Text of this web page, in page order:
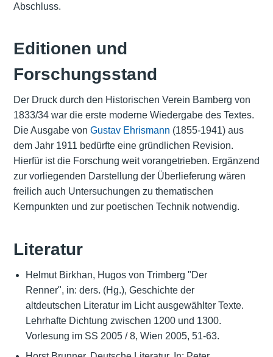
Abschluss.
Editionen und
Forschungsstand
Der Druck durch den Historischen Verein Bamberg von
1833/34 war die erste moderne Wiedergabe des Textes.
Die Ausgabe von Gustav Ehrismann (1855-1941) aus
dem Jahr 1911 bedürfte eine gründlichen Revision.
Hierfür ist die Forschung weit vorangetrieben. Ergänzend
zur vorliegenden Darstellung der Überlieferung wären
freilich auch Untersuchungen zu thematischen
Kernpunkten und zur poetischen Technik notwendig.
Literatur
Helmut Birkhan, Hugos von Trimberg "Der
Renner", in: ders. (Hg.), Geschichte der
altdeutschen Literatur im Licht ausgewählter Texte.
Lehrhafte Dichtung zwischen 1200 und 1300.
Vorlesung im SS 2005 / 8, Wien 2005, 51-63.